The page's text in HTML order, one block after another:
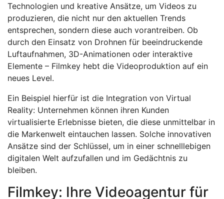
Technologien und kreative Ansätze, um Videos zu
produzieren, die nicht nur den aktuellen Trends
entsprechen, sondern diese auch vorantreiben. Ob
durch den Einsatz von Drohnen für beeindruckende
Luftaufnahmen, 3D-Animationen oder interaktive
Elemente – Filmkey hebt die Videoproduktion auf ein
neues Level.
Ein Beispiel hierfür ist die Integration von Virtual
Reality: Unternehmen können ihren Kunden
virtualisierte Erlebnisse bieten, die diese unmittelbar in
die Markenwelt eintauchen lassen. Solche innovativen
Ansätze sind der Schlüssel, um in einer schnelllebigen
digitalen Welt aufzufallen und im Gedächtnis zu
bleiben.
Filmkey: Ihre Videoagentur für